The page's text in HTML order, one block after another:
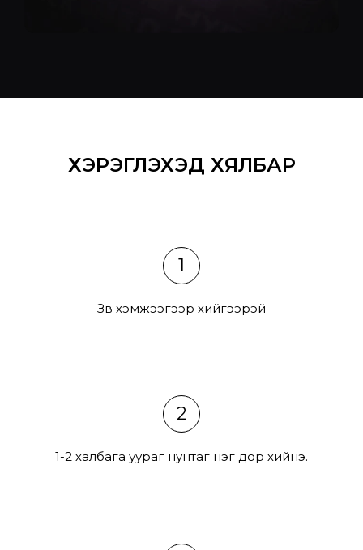
ХЭРЭГЛЭХЭД ХЯЛБАР
1
Зөв хэмжээгээр хийгээрэй
2
1-2 халбага уураг нунтаг нэг дор хийнэ.